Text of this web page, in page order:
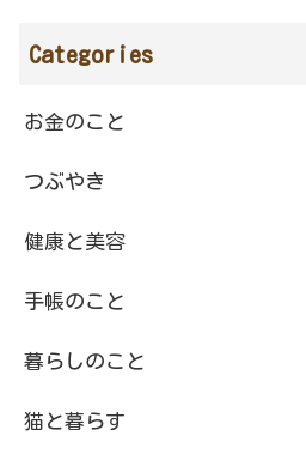
Categories
お金のこと
つぶやき
健康と美容
手帳のこと
暮らしのこと
猫と暮らす